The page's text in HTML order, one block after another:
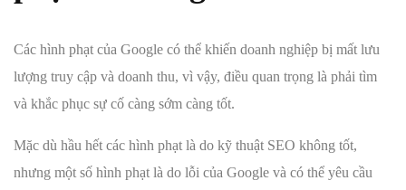
Các hình phạt của Google có thể khiến doanh nghiệp bị mất lưu
lượng truy cập và doanh thu, vì vậy, điều quan trọng là phải tìm
và khắc phục sự cố càng sớm càng tốt.
Mặc dù hầu hết các hình phạt là do kỹ thuật SEO không tốt,
nhưng một số hình phạt là do lỗi của Google và có thể yêu cầu